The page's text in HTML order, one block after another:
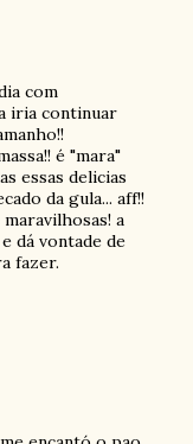
com
iria continuar
é "mara"
essas delicias
da gula... aff!!
a
dá vontade de
fazer.